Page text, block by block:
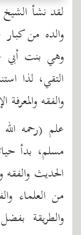
لقد نشأ
والده من كبار
وهي بنت أبي
التقي، لذا
والفقه والمعرفة
علم (رحمه
مسلم، بدأ
الحديث
من العلماء
والطريقة